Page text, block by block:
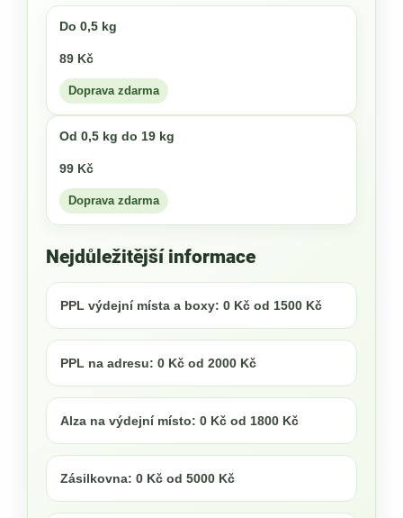
Do 0,5 kg
89 Kč
Doprava zdarma
Od 0,5 kg do 19 kg
99 Kč
Doprava zdarma
Nejdůležitější informace
PPL výdejní místa a boxy: 0 Kč od 1500 Kč
PPL na adresu: 0 Kč od 2000 Kč
Alza na výdejní místo: 0 Kč od 1800 Kč
Zásilkovna: 0 Kč od 5000 Kč